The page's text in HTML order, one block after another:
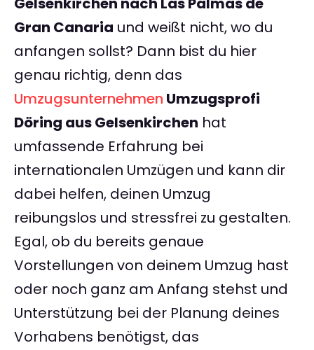
Gran Canaria und weißt nicht, wo du
anfangen sollst? Dann bist du hier
genau richtig, denn das
Umzugsunternehmen Umzugsprofi
Döring aus Gelsenkirchen hat
umfassende Erfahrung bei
internationalen Umzügen und kann dir
dabei helfen, deinen Umzug
reibungslos und stressfrei zu gestalten.
Egal, ob du bereits genaue
Vorstellungen von deinem Umzug hast
oder noch ganz am Anfang stehst und
Unterstützung bei der Planung deines
Vorhabens benötigst, das